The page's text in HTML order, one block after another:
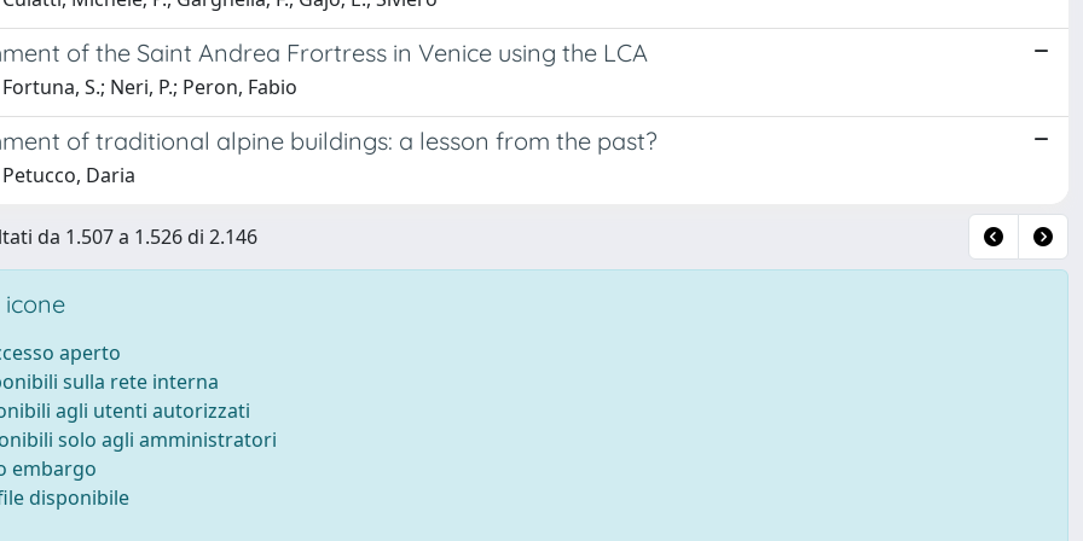
of the Saint Andrea Frortress in Venice using the LCA
S.; Neri, P.; Peron, Fabio
of traditional alpine buildings: a lesson from the past?
Daria
da 1.507 a 1.526 di 2.146
aperto
sulla rete interna
agli utenti autorizzati
solo agli amministratori
embargo
disponibile